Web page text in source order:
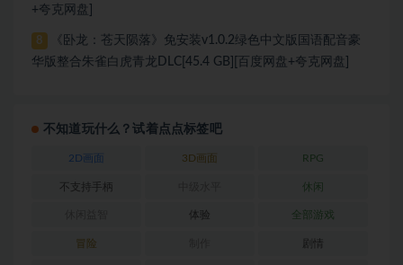
+夸克网盘]
8
《卧龙：苍天陨落》免安装v1.0.2绿色中文版国语配音豪
华版整合朱雀白虎青龙DLC[45.4 GB][百度网盘+夸克网盘]
不知道玩什么？试着点点标签吧
2D画面 3D画面 RPG
不支持手柄 休闲
体验 全部游戏
冒险 剧情